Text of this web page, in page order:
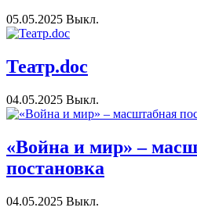
05.05.2025 Выкл.
Театр.doc
04.05.2025 Выкл.
«Война и мир» –
постановка
04.05.2025 Выкл.